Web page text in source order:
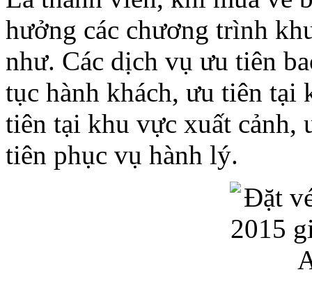
hưởng các chương trình
như. Các dịch vụ ưu tiên
tục hành khách, ưu tiên tại
tiên tại khu vực xuất cảnh,
tiên phục vụ hành lý.